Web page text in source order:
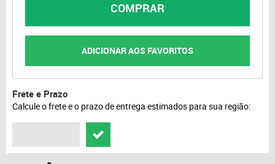
COMPRAR
ADICIONAR AOS FAVORITOS
Frete e Prazo
Calcule o frete e o prazo de entrega estimados para sua região: